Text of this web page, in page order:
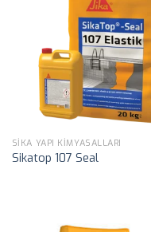
SIKA YAPI KIMYASALLARI
Sikatop 107 Seal